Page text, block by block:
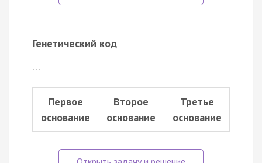
Генетический код
…
Первое
основание
Второе
основание
Третье
основание